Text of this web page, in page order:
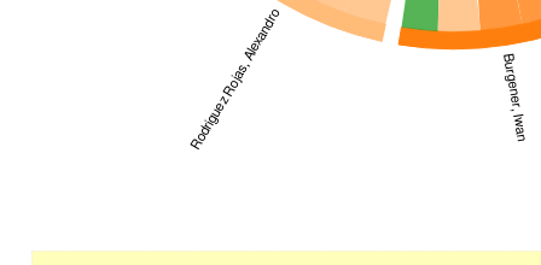
Burgener, Iwan
Rodriguez Rojas, Alexandro